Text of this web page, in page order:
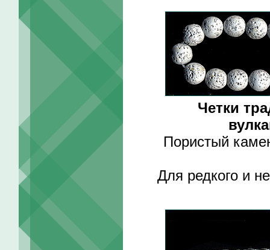
Четки
Пористый
Для редкого и